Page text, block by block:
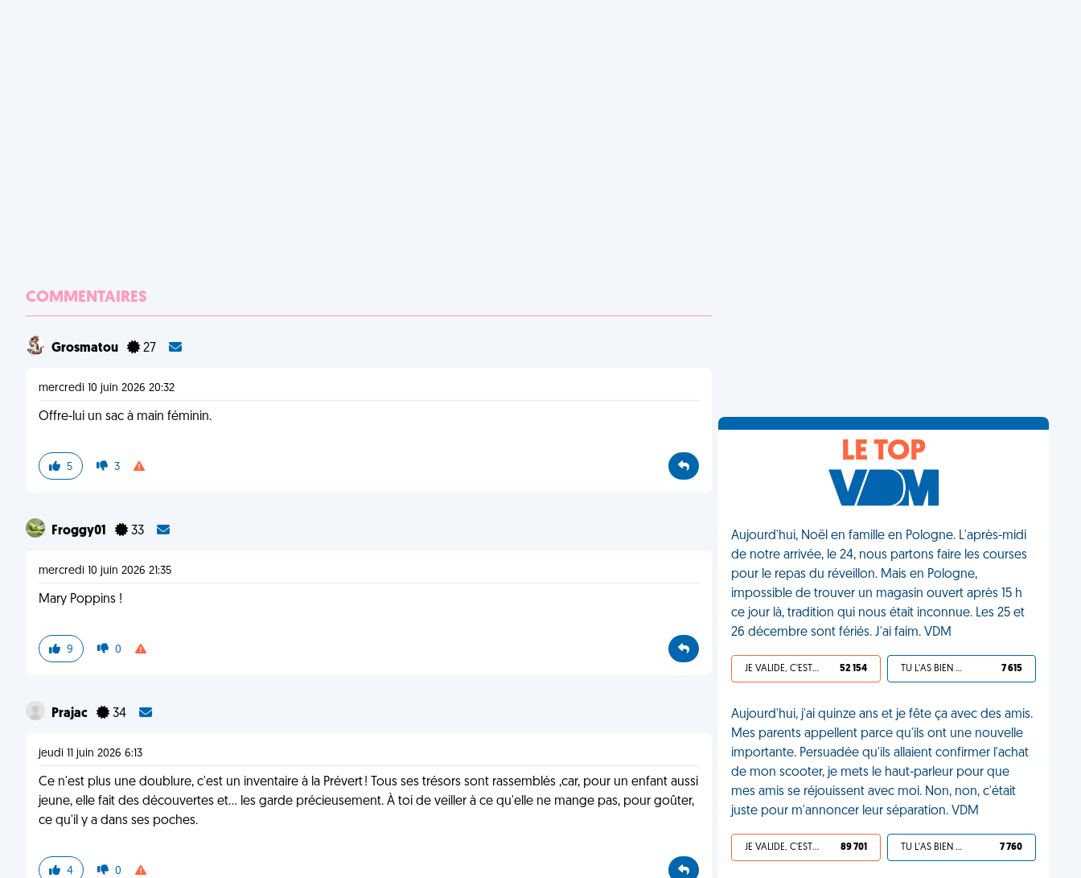
COMMENTAIRES
Grosmatou 27
mercredi 10 juin 2026 20:32
Offre-lui un sac à main féminin.
5 3
Froggy01 33
mercredi 10 juin 2026 21:35
Mary Poppins !
9 0
Prajac 34
jeudi 11 juin 2026 6:13
Ce n'est plus une doublure, c'est un inventaire à la Prévert ! Tous ses trésors sont rassemblés ,car, pour un enfant aussi
jeune, elle fait des découvertes et... les garde précieusement. À toi de veiller à ce qu'elle ne mange pas, pour goûter,
ce qu'il y a dans ses poches.
4 0
LE TOP
Aujourd'hui, Noël en famille en Pologne. L'après-midi
de notre arrivée, le 24, nous partons faire les courses
pour le repas du réveillon. Mais en Pologne,
impossible de trouver un magasin ouvert après 15 h
ce jour là, tradition qui nous était inconnue. Les 25 et
26 décembre sont fériés. J'ai faim. VDM
JE VALIDE, C'EST UNE VDM 52 154 TU L'AS BIEN MÉRITÉ 7 615
Aujourd'hui, j'ai quinze ans et je fête ça avec des amis.
Mes parents appellent parce qu'ils ont une nouvelle
importante. Persuadée qu'ils allaient confirmer l'achat
de mon scooter, je mets le haut-parleur pour que
mes amis se réjouissent avec moi. Non, non, c'était
juste pour m'annoncer leur séparation. VDM
JE VALIDE, C'EST UNE VDM 89 701 TU L'AS BIEN MÉRITÉ 7 760